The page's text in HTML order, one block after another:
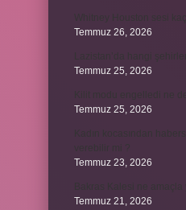
Temmuz 26, 2026
Temmuz 25, 2026
Temmuz 25, 2026
Temmuz 23, 2026
Temmuz 21, 2026